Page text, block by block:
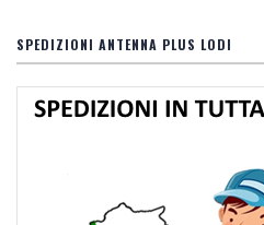
SPEDIZIONI ANTENNA PLUS LODI